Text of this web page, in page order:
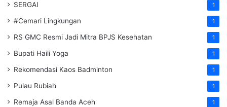
SERGAI 1
#Cemari Lingkungan 1
RS GMC Resmi Jadi Mitra BPJS Kesehatan 1
Bupati Haili Yoga 1
Rekomendasi Kaos Badminton 1
Pulau Rubiah 1
Remaja Asal Banda Aceh 1